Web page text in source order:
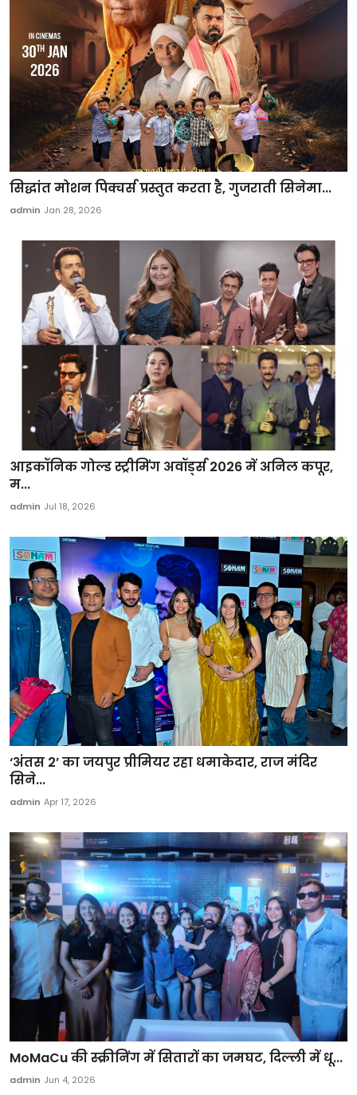
सिद्धांत मोशन पिक्चर्स प्रस्तुत करता है, गुजराती सिनेमा...
admin Jan 28, 2026
आइकॉनिक गोल्ड स्ट्रीमिंग अवॉर्ड्स 2026 में अनिल कपूर,
म...
admin Jul 18, 2026
‘अंतस 2’ का जयपुर प्रीमियर रहा धमाकेदार, राज मंदिर
सिने...
admin Apr 17, 2026
MoMaCu की स्क्रीनिंग में सितारों का जमघट, दिल्ली में धू...
admin Jun 4, 2026